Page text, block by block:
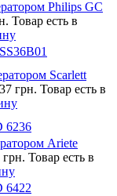
Philips GC
Товар есть в
Scarlett
грн. Товар есть в
6236
Ariete
грн. Товар есть в
6422